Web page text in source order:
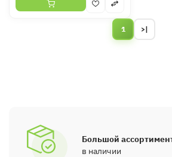
1 >|
Большой
в наличии